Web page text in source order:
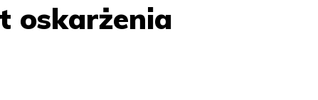
oskarżenia